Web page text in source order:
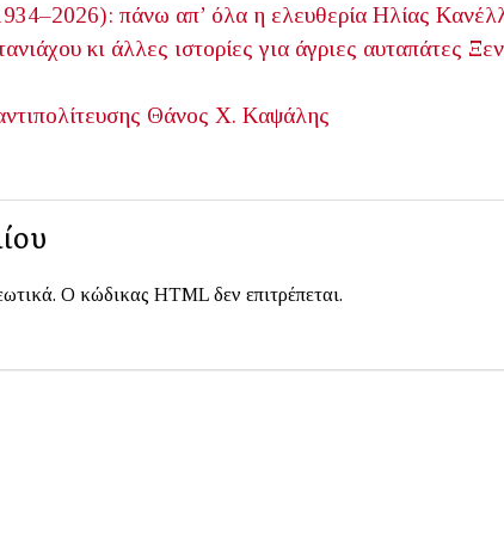
πάνω απ’ όλα η ελευθερία Ηλίας
κι άλλες ιστορίες για άγριες αυταπάτες
Θάνος Χ. Καψάλης
Ο κώδικας HTML δεν επιτρέπεται.